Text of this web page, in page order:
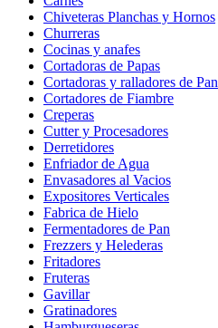
Chiveteras Planchas y Hornos
Churreras
Cocinas y anafes
Cortadoras de Papas
Cortadoras y ralladores de Pan
Cortadores de Fiambre
Creperas
Cutter y Procesadores
Derretidores
Enfriador de Agua
Envasadores al Vacios
Expositores Verticales
Fabrica de Hielo
Fermentadores de Pan
Frezzers y Helederas
Fritadores
Fruteras
Gavillar
Gratinadores